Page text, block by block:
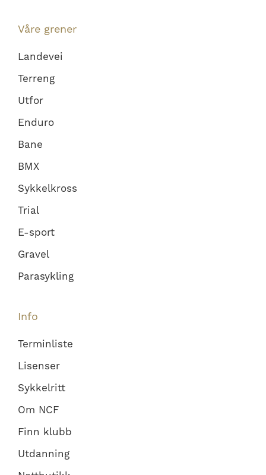
Våre grener
Landevei
Terreng
Utfor
Enduro
Bane
BMX
Sykkelkross
Trial
E-sport
Gravel
Parasykling
Info
Terminliste
Lisenser
Sykkelritt
Om NCF
Finn klubb
Utdanning